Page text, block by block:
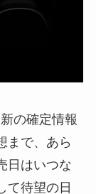
の確定情報
まで、あら
日はいつな
て待望の日